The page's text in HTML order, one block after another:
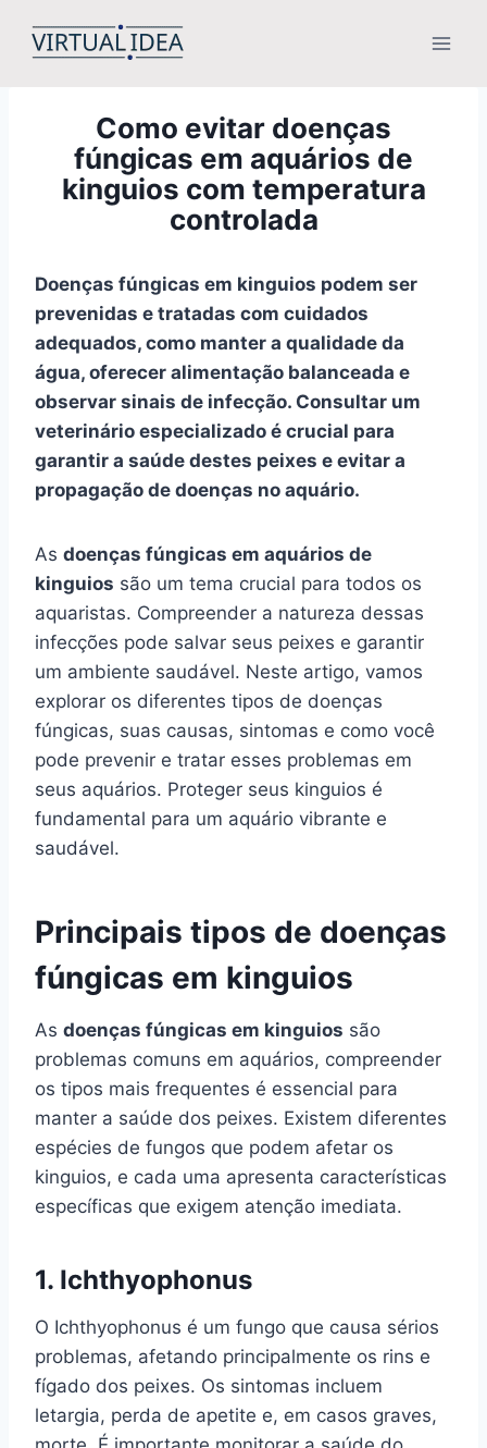
para
Como evitar doenças
fúngicas em aquários de
kinguios com temperatura
controlada
Doenças fúngicas em kinguios podem ser
prevenidas e tratadas com cuidados
adequados, como manter a qualidade da
água, oferecer alimentação balanceada e
observar sinais de infecção. Consultar um
veterinário especializado é crucial para
garantir a saúde destes peixes e evitar a
propagação de doenças no aquário.
As doenças fúngicas em aquários de
kinguios são um tema crucial para todos os
aquaristas. Compreender a natureza dessas
infecções pode salvar seus peixes e garantir
um ambiente saudável. Neste artigo, vamos
explorar os diferentes tipos de doenças
fúngicas, suas causas, sintomas e como você
pode prevenir e tratar esses problemas em
seus aquários. Proteger seus kinguios é
fundamental para um aquário vibrante e
saudável.
Principais tipos de doenças
fúngicas em kinguios
As doenças fúngicas em kinguios são
problemas comuns em aquários, compreender
os tipos mais frequentes é essencial para
manter a saúde dos peixes. Existem diferentes
espécies de fungos que podem afetar os
kinguios, e cada uma apresenta características
específicas que exigem atenção imediata.
1. Ichthyophonus
O Ichthyophonus é um fungo que causa sérios
problemas, afetando principalmente os rins e
fígado dos peixes. Os sintomas incluem
letargia, perda de apetite e, em casos graves,